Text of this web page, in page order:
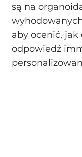
są na
aby ocenić,
odpowiedź